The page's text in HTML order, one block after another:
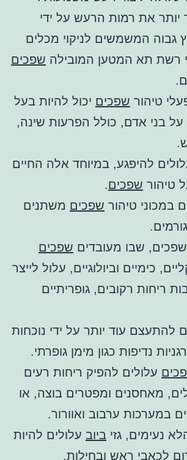
יותר את רמות הרעש על ידי
גבוה המשמשים לניקוי מכלים
רשת תא המטען המובילה שפכים
טיהור שפכים יכול להיות בעל
בני אדם, כולל הפרעות שינה,
להיפגע, במיוחד אלה החיים
טיהור שפכים.
במכוני טיהור שפכים משתנים
שבו מעובדים שפכים
כימיים וביולוגיים, עלול לייצר
ריחות רקובים, גופריתיים
להתעצם עוד יותר על ידי נוכחות
נדיפות כגון מימן גופרתי.
עלולים להפיק ריחות רעים
מאחסנים ומפטרים בוצה, או
ערבוב ואוורור.
נעימים, גזי ביוב עלולים להיות
לכאבי ראש ובחילות.